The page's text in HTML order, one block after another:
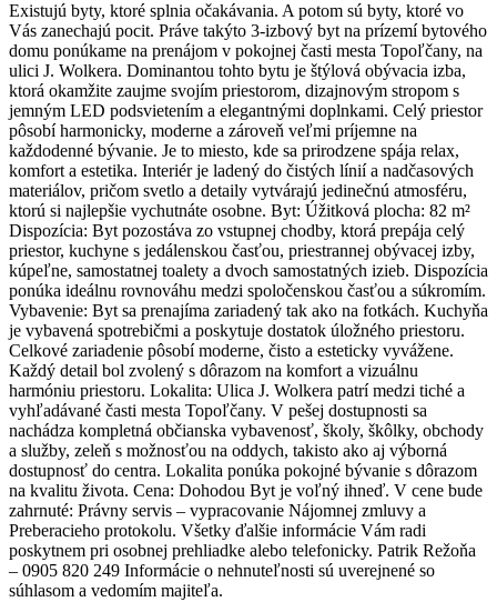
Existujú byty, ktoré splnia očakávania. A potom sú byty, ktoré vo
Vás zanechajú pocit. Práve takýto 3-izbový byt na prízemí bytového
domu ponúkame na prenájom v pokojnej časti mesta Topoľčany, na
ulici J. Wolkera. Dominantou tohto bytu je štýlová obývacia izba,
ktorá okamžite zaujme svojím priestorom, dizajnovým stropom s
jemným LED podsvietením a elegantnými doplnkami. Celý priestor
pôsobí harmonicky, moderne a zároveň veľmi príjemne na
každodenné bývanie. Je to miesto, kde sa prirodzene spája relax,
komfort a estetika. Interiér je ladený do čistých línií a nadčasových
materiálov, pričom svetlo a detaily vytvárajú jedinečnú atmosféru,
ktorú si najlepšie vychutnáte osobne. Byt: Úžitková plocha: 82 m²
Dispozícia: Byt pozostáva zo vstupnej chodby, ktorá prepája celý
priestor, kuchyne s jedálenskou časťou, priestrannej obývacej izby,
kúpeľne, samostatnej toalety a dvoch samostatných izieb. Dispozícia
ponúka ideálnu rovnováhu medzi spoločenskou časťou a súkromím.
Vybavenie: Byt sa prenajíma zariadený tak ako na fotkách. Kuchyňa
je vybavená spotrebičmi a poskytuje dostatok úložného priestoru.
Celkové zariadenie pôsobí moderne, čisto a esteticky vyvážene.
Každý detail bol zvolený s dôrazom na komfort a vizuálnu
harmóniu priestoru. Lokalita: Ulica J. Wolkera patrí medzi tiché a
vyhľadávané časti mesta Topoľčany. V pešej dostupnosti sa
nachádza kompletná občianska vybavenosť, školy, škôlky, obchody
a služby, zeleň s možnosťou na oddych, takisto ako aj výborná
dostupnosť do centra. Lokalita ponúka pokojné bývanie s dôrazom
na kvalitu života. Cena: Dohodou Byt je voľný ihneď. V cene bude
zahrnuté: Právny servis – vypracovanie Nájomnej zmluvy a
Preberacieho protokolu. Všetky ďalšie informácie Vám radi
poskytnem pri osobnej prehliadke alebo telefonicky. Patrik Režoňa
– 0905 820 249 Informácie o nehnuteľnosti sú uverejnené so
súhlasom a vedomím majiteľa.